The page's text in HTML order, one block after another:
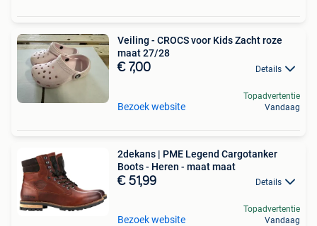
Veiling - CROCS voor Kids Zacht roze
maat 27/28
€ 7,00 Details
Bezoek website
Topadvertentie
Vandaag
2dekans | PME Legend Cargotanker
Boots - Heren - maat maat
€ 51,99 Details
Bezoek website
Topadvertentie
Vandaag